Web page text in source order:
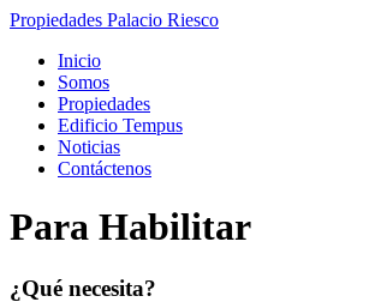
Propiedades Palacio Riesco
Inicio
Somos
Propiedades
Edificio Tempus
Noticias
Contáctenos
Para Habilitar
¿Qué necesita?